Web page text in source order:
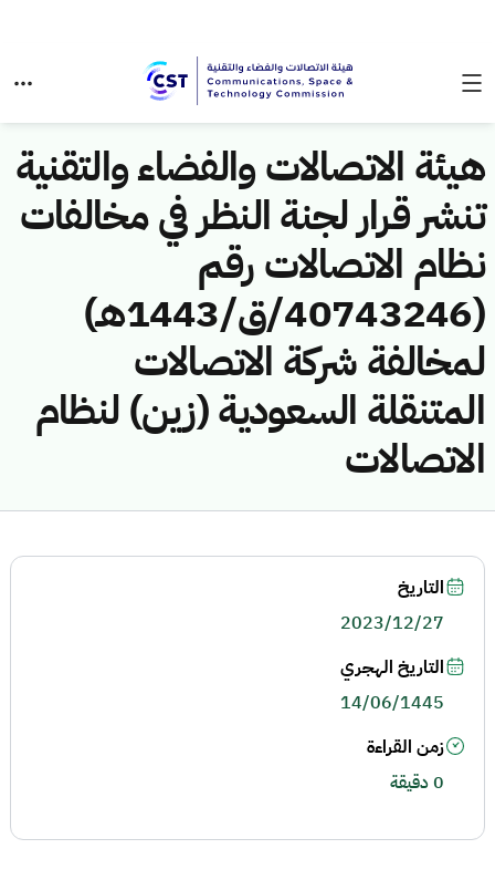
هيئة الاتصالات والفضاء والتقنية
تنشر قرار لجنة النظر في مخالفات
نظام الاتصالات رقم
(40743246/ق/1443هـ)
لمخالفة شركة الاتصالات
المتنقلة السعودية (زين) لنظام
الاتصالات
التاريخ
2023/12/27
التاريخ الهجري
14/06/1445
زمن القراءة
0 دقيقة